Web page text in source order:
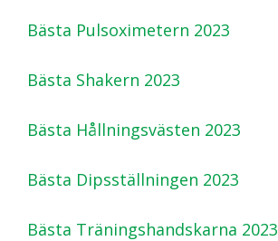
Bästa Pulsoximetern 2023
Bästa Shakern 2023
Bästa Hållningsvästen 2023
Bästa Dipsställningen 2023
Bästa Träningshandskarna 2023